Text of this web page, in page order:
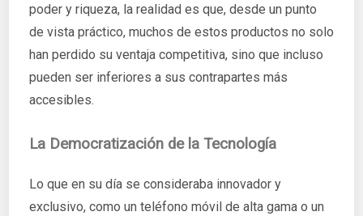
poder y riqueza, la realidad es que, desde un punto
de vista práctico, muchos de estos productos no solo
han perdido su ventaja competitiva, sino que incluso
pueden ser inferiores a sus contrapartes más
accesibles.
La Democratización de la Tecnología
Lo que en su día se consideraba innovador y
exclusivo, como un teléfono móvil de alta gama o un